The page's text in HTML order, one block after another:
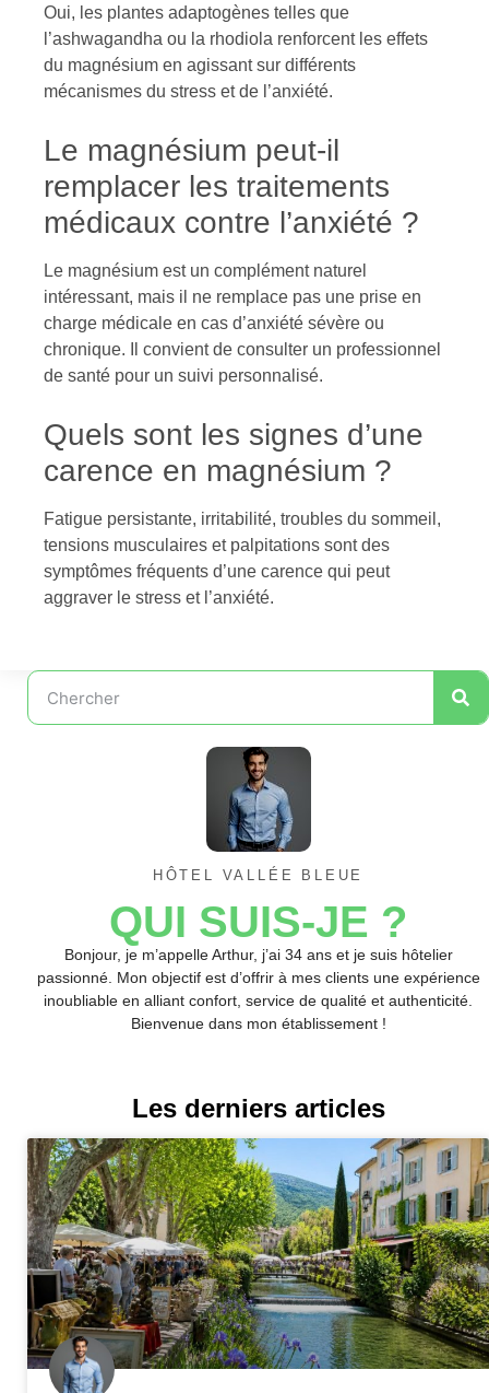
Oui, les plantes adaptogènes telles que
l’ashwagandha ou la rhodiola renforcent les effets
du magnésium en agissant sur différents
mécanismes du stress et de l’anxiété.
Le magnésium peut-il
remplacer les traitements
médicaux contre l’anxiété ?
Le magnésium est un complément naturel
intéressant, mais il ne remplace pas une prise en
charge médicale en cas d’anxiété sévère ou
chronique. Il convient de consulter un professionnel
de santé pour un suivi personnalisé.
Quels sont les signes d’une
carence en magnésium ?
Fatigue persistante, irritabilité, troubles du sommeil,
tensions musculaires et palpitations sont des
symptômes fréquents d’une carence qui peut
aggraver le stress et l’anxiété.
HÔTEL VALLÉE BLEUE
QUI SUIS-JE ?
Bonjour, je m’appelle Arthur, j’ai 34 ans et je suis hôtelier
passionné. Mon objectif est d’offrir à mes clients une expérience
inoubliable en alliant confort, service de qualité et authenticité.
Bienvenue dans mon établissement !
Les derniers articles